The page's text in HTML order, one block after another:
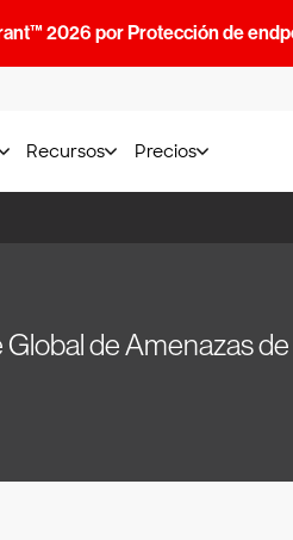
2026 por Protección de
Recursos Precios
de Amenazas